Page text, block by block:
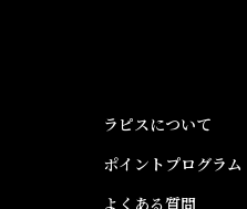
ラピスについて
ポイントプログラム
よくある質問